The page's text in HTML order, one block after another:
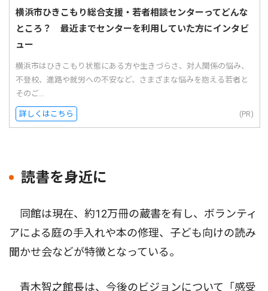
横浜市ひきこもり総合支援・若者相談センターってどんな
ところ？ 最近までセンターを利用していた方にインタビ
ュー
横浜市はひきこもり状態にある方や生きづらさ、対人関係の悩み、
不登校、進路や就労への不安など、さまざまな悩みを抱える若者と
そのご...
詳しくはこちら (PR)
読書を身近に
同館は現在、約12万冊の蔵書を有し、ボランティ
アによる庭の手入れや本の修理、子ども向けの読み
聞かせ会などが特徴となっている。
青木智之館長は、今後のビジョンについて「感受